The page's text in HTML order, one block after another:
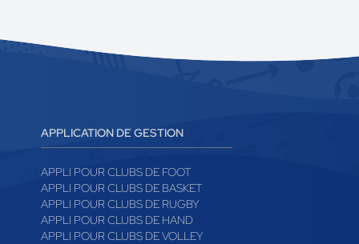
APPLICATION DE GESTION
APPLI POUR CLUBS DE FOOT
APPLI POUR CLUBS DE BASKET
APPLI POUR CLUBS DE RUGBY
APPLI POUR CLUBS DE HAND
APPLI POUR CLUBS DE VOLLEY